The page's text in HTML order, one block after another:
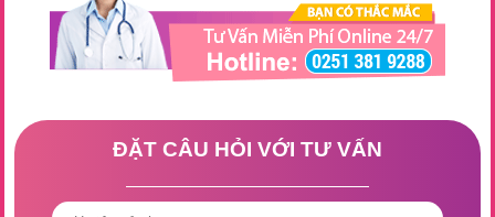
ĐẶT CÂU HỎI VỚI TƯ VẤN